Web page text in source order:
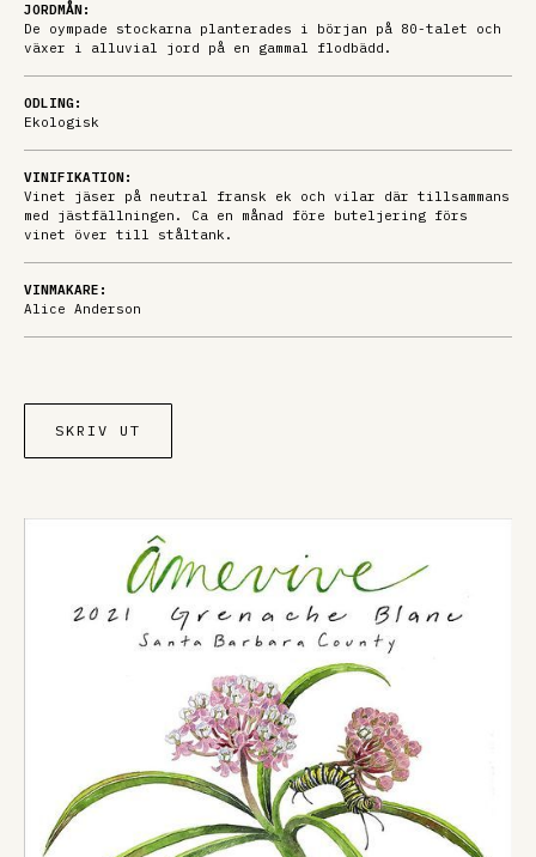
JORDMÅN:
De oympade stockarna planterades i början på 80-talet och
växer i alluvial jord på en gammal flodbädd.
ODLING:
Ekologisk
VINIFIKATION:
Vinet jäser på neutral fransk ek och vilar där tillsammans
med jästfällningen. Ca en månad före buteljering förs
vinet över till ståltank.
VINMAKARE:
Alice Anderson
SKRIV UT